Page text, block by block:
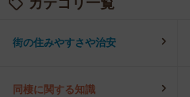
カテゴリ一覧
街の住みやすさや治安
同棲に関する知識